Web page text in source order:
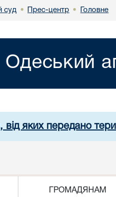
суд • Прес-центр • Головне
Одеський
від яких передано
ГРОМАДЯНАМ